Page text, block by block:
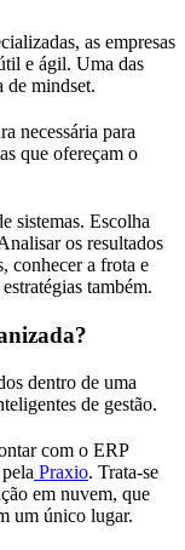
as empresas
e ágil. Uma das
de mindset.
necessária para
que ofereçam o
sistemas. Escolha
os resultados
conhecer a frota e
também.
dentro de uma
de gestão.
com o ERP
Praxio. Trata-se
em nuvem, que
um único lugar.